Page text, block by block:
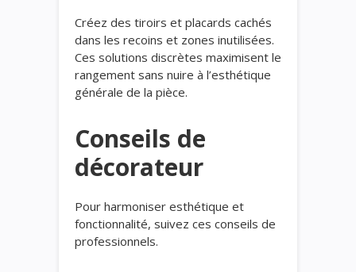
Créez des tiroirs et placards cachés
dans les recoins et zones inutilisées.
Ces solutions discrètes maximisent le
rangement sans nuire à l’esthétique
générale de la pièce.
Conseils de
décorateur
Pour harmoniser esthétique et
fonctionnalité, suivez ces conseils de
professionnels.